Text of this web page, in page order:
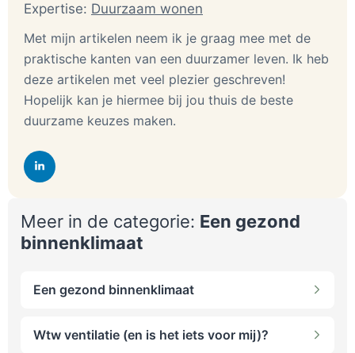
Expertise: Duurzaam wonen
Met mijn artikelen neem ik je graag mee met de
praktische kanten van een duurzamer leven. Ik heb
deze artikelen met veel plezier geschreven!
Hopelijk kan je hiermee bij jou thuis de beste
duurzame keuzes maken.
Meer in de categorie: Een gezond
binnenklimaat
Een gezond binnenklimaat
Wtw ventilatie (en is het iets voor mij)?